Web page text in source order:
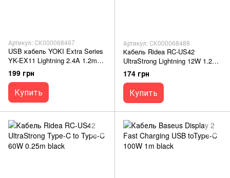
Артикул: СК000068467
USB кабель YOKI Extra Series
YK-EX11 Lightning 2.4A 1.2m
black
199 грн
Купить
Артикул: СК000068488
Кабель Ridea RC-US42
UltraStrong Lightning 12W 1.2m
white
174 грн
Купить